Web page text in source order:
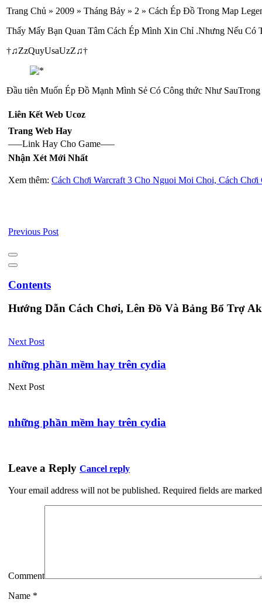
Trang Chủ » 2009 » Tháng Bảy » 2 » Cách Ép Đồ Trong Map
Thấy Mấy Bạn Quan Tâm Cách Ép Mình Xin Chỉ .Nhưng Nếu
†♫ZzQuyUsaUzZ♫†
Đầu tiên Muốn Ép Đồ Mạnh Mình Sẻ Có Công thức Như
Liên Kết Web Ucoz
Trang Web Hay
—–Link Hay Cho Game—–
Nhận Xét Mới Nhất
Xem thêm: Cách Chơi Warcraft 3 Cho Nguoi Moi Choi, Cách Chơi
Previous Post
Contents
Hướng Dẫn Cách Chơi, Lên Đồ Và Bảng Bổ Trợ
Next Post
những phần mềm hay trên cydia
Next Post
những phần mềm hay trên cydia
Leave a Reply Cancel reply
Your email address will not be published. Required fields are
Comment
Name *